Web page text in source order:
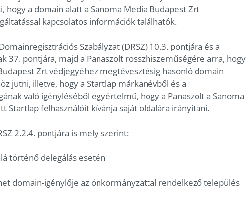
hogy a domain alatt a Sanoma Media Budapest Zrt
kapcsolatos információk találhatók.
Szabályzat (DRSZ) 10.3. pontjára és a
37. pontjára, majd a Panaszolt rosszhiszeműségére arra, hogy
Zrt védjegyéhez megtévesztésig hasonló domain
jutni, illetve, hogy a Startlap márkanévből és a
való igényléséből egyértelmű, hogy a Panaszolt a Sanoma
Startlap felhasználóit kívánja saját oldalára irányítani.
2.2.4. pontjára is mely szerint:
történő delegálás esetén
domain-igénylője az önkormányzattal rendelkező település